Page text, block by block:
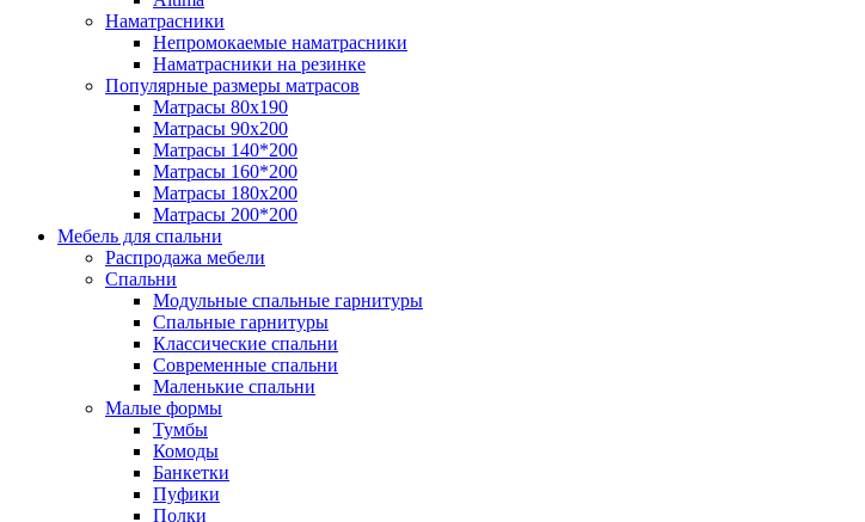
Наматрасники
Непромокаемые наматрасники
Наматрасники на резинке
Популярные размеры матрасов
Матрасы 80x190
Матрасы 90x200
Матрасы 140*200
Матрасы 160*200
Матрасы 180x200
Матрасы 200*200
Мебель для спальни
Распродажа мебели
Спальни
Модульные спальные гарнитуры
Спальные гарнитуры
Классические спальни
Современные спальни
Маленькие спальни
Малые формы
Тумбы
Комоды
Банкетки
Пуфики
Полки